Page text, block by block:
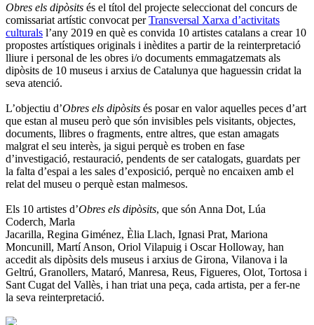
Obres els dipòsits és el títol del projecte seleccionat del concurs de
comissariat artístic convocat perTransversal Xarxa d’activitats
culturals l’any 2019 en què es convida 10 artistes catalans a crear 10
propostes artístiques originals i inèdites a partir de la reinterpretació
lliure i personal de les obres i/o documents emmagatzemats als
dipòsits de 10 museus i arxius de Catalunya que haguessin cridat la
seva atenció.
L’objectiu d’Obres els dipòsits és posar en valor aquelles peces d’art
que estan al museu però que són invisibles pels visitants, objectes,
documents, llibres o fragments, entre altres, que estan amagats
malgrat el seu interès, ja sigui perquè es troben en fase
d’investigació, restauració, pendents de ser catalogats, guardats per
la falta d’espai a les sales d’exposició, perquè no encaixen amb el
relat del museu o perquè estan malmesos.
Els 10 artistes d’Obres els dipòsits, que són Anna Dot, Lúa
Coderch, Marla
Jacarilla, Regina Giménez, Èlia Llach, Ignasi Prat, Mariona
Moncunill, Martí Anson, Oriol Vilapuig i Oscar Holloway, han
accedit als dipòsits dels museus i arxius de Girona, Vilanova i la
Geltrú, Granollers, Mataró, Manresa, Reus, Figueres, Olot, Tortosa i
Sant Cugat del Vallès, i han triat una peça, cada artista, per a fer-ne
la seva reinterpretació.